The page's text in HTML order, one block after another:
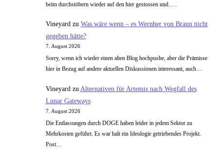
beim durchstöbern wieder auf den hier gestossen und..…
Vineyard zu Was wäre wenn – es Wernher von Braun nicht
gegeben hätte?
7. August 2026
Sorry, wenn ich wieder einen alten Blog hochpushe, aber die Prämisse
hier in Bezug auf andere aktuellen Diskussionen interessant, auch…
Vineyard zu Alternativen für Artemis nach Wegfall des
Lunar Gateways
7. August 2026
Die Entlassungen durch DOGE haben leider in jedem Sektor zu
Mehrkosten geführt. Es war halt ein Ideologie getriebendes Projekt.
Post…